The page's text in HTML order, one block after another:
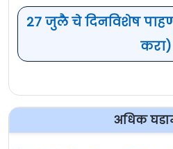
मास्टरकार्ड घेणार
केला शीर्षक
भारतीय क्रिकेट
मास्टरकार्डसोबत शीर्षक
केला आहे. त्यामुळे येत्या
27 जुलै चे दिनविशेष
करा)
अधिक